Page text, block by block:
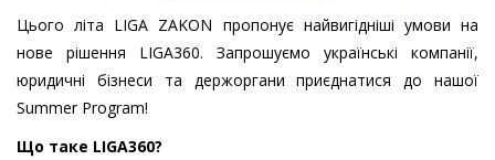
Цього літа LIGA ZAKON пропонує найвигідніші умови на
нове рішення LIGA360. Запрошуємо українські компанії,
юридичні бізнеси та держоргани приєднатися до нашої
Summer Program!
Що таке LIGA360?